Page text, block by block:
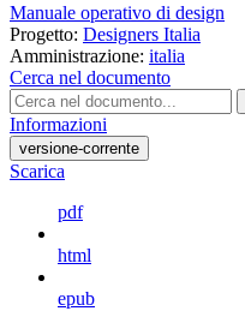
Manuale operativo di design
Progetto: Designers Italia
Amministrazione: italia
Cerca nel documento
Informazioni
versione-corrente
Scarica
pdf
html
epub